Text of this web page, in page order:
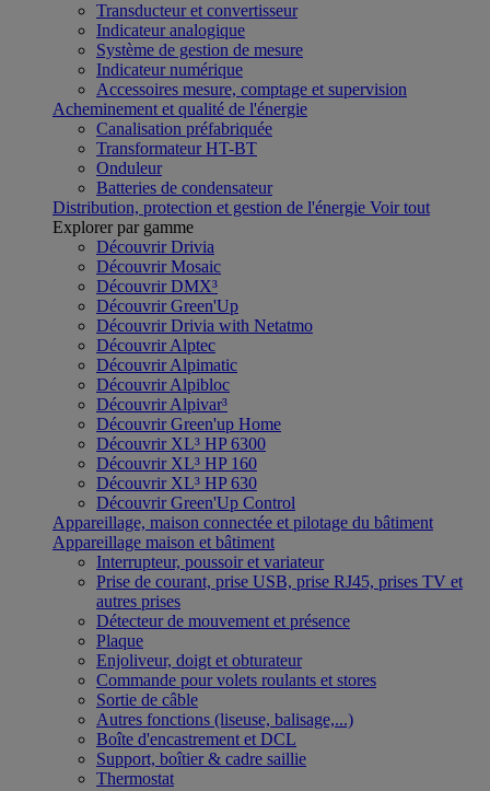
Transducteur et convertisseur
Indicateur analogique
Système de gestion de mesure
Indicateur numérique
Accessoires mesure, comptage et supervision
Acheminement et qualité de l'énergie
Canalisation préfabriquée
Transformateur HT-BT
Onduleur
Batteries de condensateur
Distribution, protection et gestion de l'énergie Voir tout
Explorer par gamme
Découvrir Drivia
Découvrir Mosaic
Découvrir DMX³
Découvrir Green'Up
Découvrir Drivia with Netatmo
Découvrir Alptec
Découvrir Alpimatic
Découvrir Alpibloc
Découvrir Alpivar³
Découvrir Green'up Home
Découvrir XL³ HP 6300
Découvrir XL³ HP 160
Découvrir XL³ HP 630
Découvrir Green'Up Control
Appareillage, maison connectée et pilotage du bâtiment
Appareillage maison et bâtiment
Interrupteur, poussoir et variateur
Prise de courant, prise USB, prise RJ45, prises TV et
autres prises
Détecteur de mouvement et présence
Plaque
Enjoliveur, doigt et obturateur
Commande pour volets roulants et stores
Sortie de câble
Autres fonctions (liseuse, balisage,...)
Boîte d'encastrement et DCL
Support, boîtier & cadre saillie
Thermostat